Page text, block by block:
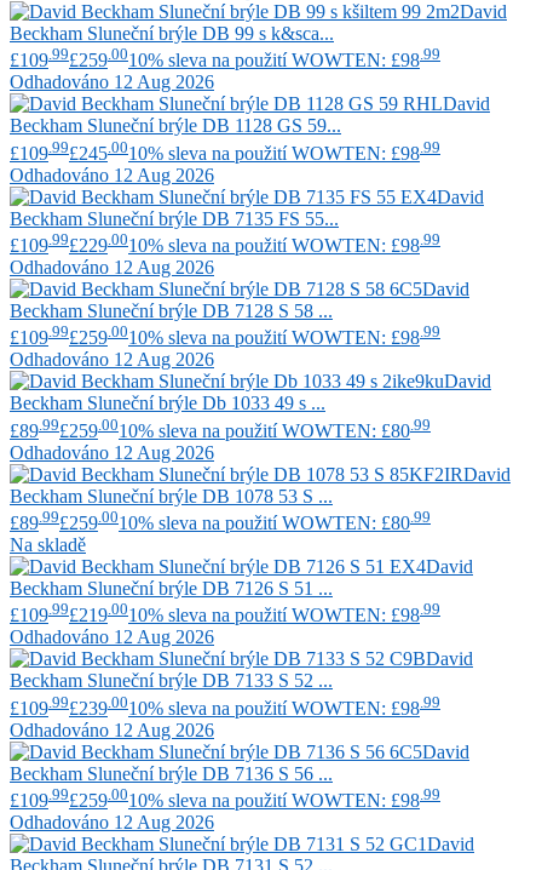
David
Beckham Sluneční brýle DB 99 s k&sca...
£109.99£259.0010% sleva na použití WOWTEN: £98.99
Odhadováno 12 Aug 2026
David
Beckham Sluneční brýle DB 1128 GS 59...
£109 .99£245 .0010% sleva na použití WOWTEN: £98 .99
Odhadováno 12 Aug 2026
David
Beckham Sluneční brýle DB 7135 FS 55...
£109 .99£229 .0010% sleva na použití WOWTEN: £98 .99
Odhadováno 12 Aug 2026
David
Beckham Sluneční brýle DB 7128 S 58 ...
£109.99£259.0010% sleva na použití WOWTEN: £98.99
Odhadováno 12 Aug 2026
David
Beckham Sluneční brýle Db 1033 49 s ...
£89 .99£259 .0010% sleva na použití WOWTEN: £80 .99
Odhadováno 12 Aug 2026
David
Beckham Sluneční brýle DB 1078 53 S ...
£89 .99£259 .0010% sleva na použití WOWTEN: £80 .99
Na skladě
David
Beckham Sluneční brýle DB 7126 S 51 ...
£109.99£219.0010% sleva na použití WOWTEN: £98.99
Odhadováno 12 Aug 2026
David
Beckham Sluneční brýle DB 7133 S 52 ...
£109 .99£239 .0010% sleva na použití WOWTEN: £98 .99
Odhadováno 12 Aug 2026
David
Beckham Sluneční brýle DB 7136 S 56 ...
£109 .99£259 .0010% sleva na použití WOWTEN: £98 .99
Odhadováno 12 Aug 2026
David
Beckham Sluneční brýle DB 7131 S 52 ...